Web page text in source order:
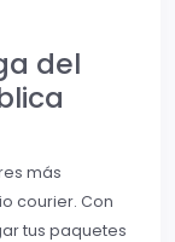
del
más
courier. Con
tus paquetes